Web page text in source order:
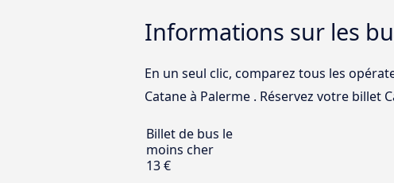
Informations sur les
En un seul clic, comparez tous les
Catane à Palerme . Réservez votre billet
Billet de bus le
moins cher
13 €